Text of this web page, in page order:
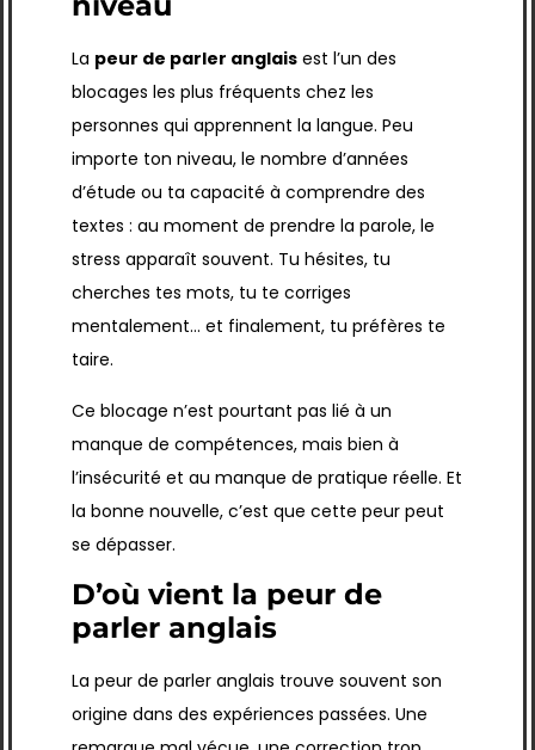
La peur de parler anglais est l’un des
blocages les plus fréquents chez les
personnes qui apprennent la langue. Peu
importe ton niveau, le nombre d’années
d’étude ou ta capacité à comprendre des
textes : au moment de prendre la parole, le
stress apparaît souvent. Tu hésites, tu
cherches tes mots, tu te corriges
mentalement… et finalement, tu préfères te
taire.
Ce blocage n’est pourtant pas lié à un
manque de compétences, mais bien à
l’insécurité et au manque de pratique réelle. Et
la bonne nouvelle, c’est que cette peur peut
se dépasser.
D’où vient la peur de
parler anglais
La peur de parler anglais trouve souvent son
origine dans des expériences passées. Une